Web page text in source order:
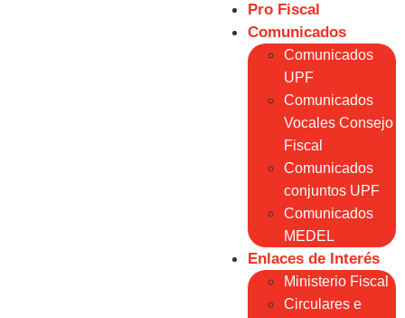
Pro Fiscal
Comunicados
Comunicados
UPF
Comunicados
Vocales Consejo
Fiscal
Comunicados
conjuntos UPF
Comunicados
MEDEL
Enlaces de Interés
Ministerio Fiscal
Circulares e